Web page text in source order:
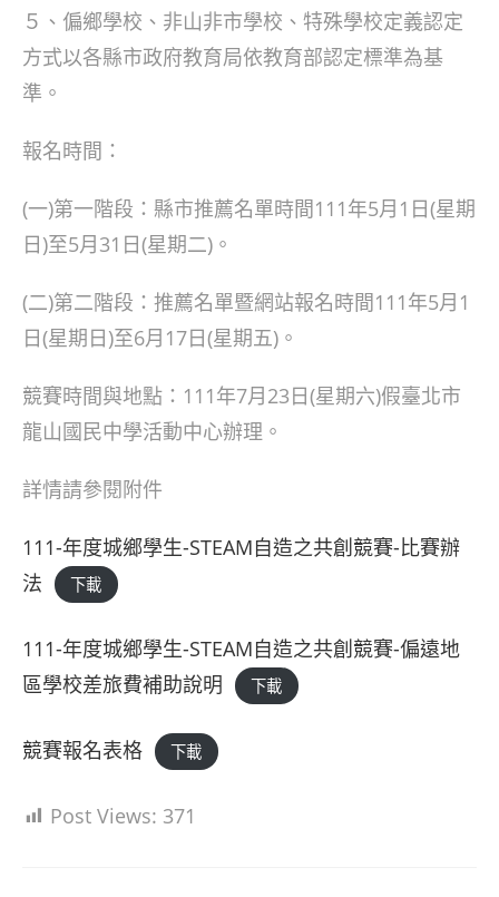
５、偏鄉學校、非山非市學校、特殊學校定義認定
方式以各縣市政府教育局依教育部認定標準為基
準。
報名時間：
(一)第一階段：縣市推薦名單時間111年5月1日(星期
日)至5月31日(星期二)。
(二)第二階段：推薦名單暨網站報名時間111年5月1
日(星期日)至6月17日(星期五)。
競賽時間與地點：111年7月23日(星期六)假臺北市
龍山國民中學活動中心辦理。
詳情請參閱附件
111-年度城鄉學生-STEAM自造之共創競賽-比賽辦
法
下載
111-年度城鄉學生-STEAM自造之共創競賽-偏遠地
區學校差旅費補助說明
下載
競賽報名表格 下載
Post Views: 371